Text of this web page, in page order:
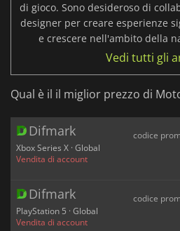
di gioco. Sono desideroso di
designer per creare esperienze
e crescere nell'ambito della
Vedi tutti gli
Qual è il il miglior prezzo di
Difmark
Xbox Series X · Global
Vendita di account
codice
Difmark
PlayStation 5 · Global
Vendita di account
codice